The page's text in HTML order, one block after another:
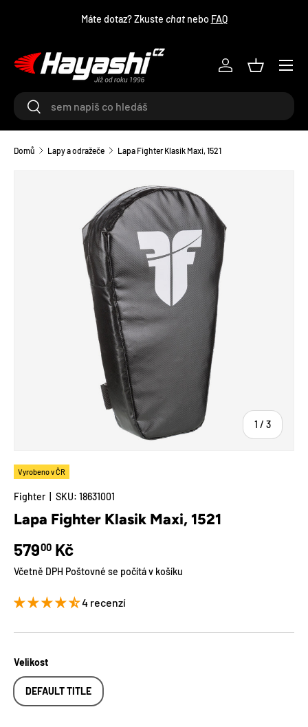
PŘEJÍT NA OBSAHMáte dotaz? Zkuste chatnebo FAQ
HledatHledat
Log inKošík
Menu
Domů Lapy a odražeče Lapa Fighter Klasik Maxi, 1521
TRANSLATION MISSING:
1 / z
3
Vyrobeno v ČR
Fighter SKU: 18631001
Lapa Fighter Klasik Maxi, 1521
Běžná cena
57900 Kč
Včetně DPH Poštovné se počítá v košíku
4 recenzí
Velikost
DEFAULT TITLE